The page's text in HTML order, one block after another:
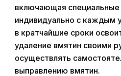
включающая
индивидуально с каждым
в кратчайшие сроки
удаление вмятин своими
осуществлять
выправлению вмятин.